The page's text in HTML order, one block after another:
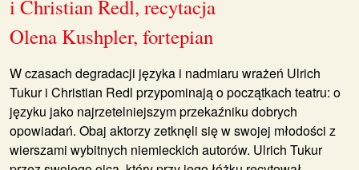
i Christian Redl, recytacja
Olena Kushpler, fortepian
W czasach degradacji języka i nadmiaru wrażeń Ulrich
Tukuri Christian Redl przypominają o początkach teatru: o
języku jako najrzetelniejszym przekaźniku dobrych
opowiadań. Obaj aktorzy zetknęli się w swojej młodości z
wierszami wybitnych niemieckich autorów. Ulrich Tukur